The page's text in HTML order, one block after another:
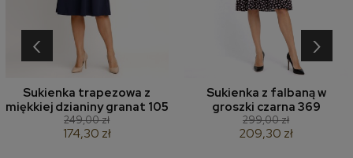
Sukienka trapezowa z
miękkiej dzianiny granat 105
249,00 zł
174,30 zł
Sukienka z falbaną w
groszki czarna 369
299,00 zł
209,30 zł
‹ ›